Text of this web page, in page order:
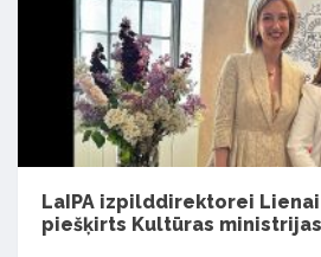
LaIPA izpilddirektorei
piešķirts Kultūras